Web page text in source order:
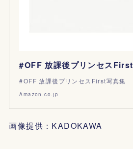
#OFF 放課後プリンセス
#OFF 放課後プリンセスFirst写真集
Amazon.co.jp
画像提供：KADOKAWA